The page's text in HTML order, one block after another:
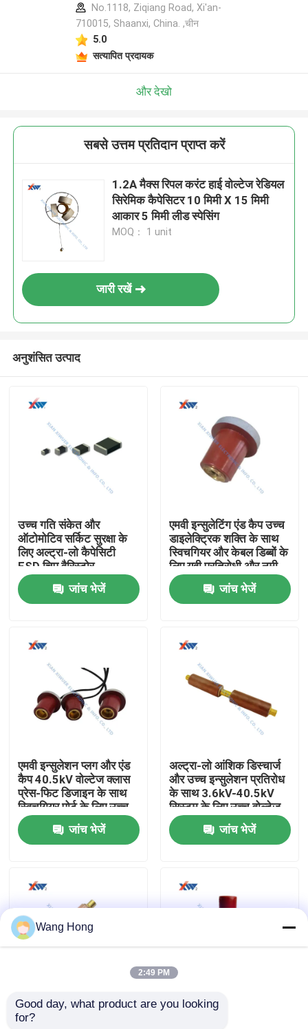
उत्पादों
वीआर दिखाएँ
हमारे बारे में
कारखाना भ्रमण
गुणवत्ता नियंत्रण
संपर्क करें
एक उद्धरण की विनती करे
उच्च वोल्टेज सिरेमिक संधारित्र
हाई वोल्टेज डोरकनॉब कैपेसिटर
No.1118, Ziqiang Road, Xi'an-
710015, Shaanxi, China. ,चीन
5.0
सत्यापित प्रदायक
और देखो
सबसे उत्तम प्रतिदान प्राप्त करें
1.2A मैक्स रिपल करंट हाई वोल्टेज रेडियल
सिरेमिक कैपेसिटर 10 मिमी X 15 मिमी
आकार 5 मिमी लीड स्पेसिंग
MOQ： 1 unit
जारी रखें
अनुशंसित उत्पाद
उच्च गति संकेत और
ऑटोमोटिव सर्किट सुरक्षा के
लिए अल्ट्रा-लो कैपेसिटी
ESD चिप वैरिस्टोर
जांच भेजें
एमवी इन्सुलेटिंग एंड कैप उच्च
डाइलेक्ट्रिक शक्ति के साथ
स्विचगियर और केबल डिब्बों के
लिए यूवी प्रतिरोधी और नमी
प्रतिरोधी
जांच भेजें
एमवी इन्सुलेशन प्लग और एंड
कैप 40.5kV वोल्टेज क्लास
प्रेस-फिट डिजाइन के साथ
स्विचगियर पोर्ट के लिए उच्च
ग्रेड इन्सुलेटिंग पॉलिमर से
बना
जांच भेजें
अल्ट्रा-लो आंशिक डिस्चार्ज
और उच्च इन्सुलेशन प्रतिरोध
के साथ 3.6kV-40.5kV
सिस्टम के लिए उच्च वोल्टेज
सिरेमिक कैपेसिटर रॉड
(VDIS सिरेमिक)जांच भेजें
कम आंशिक डिस्चार्ज के साथ
3.6kV40.5kV वीपीआईएस
12KV 3000PF आउटडोर
Wang Hong
2:49 PM
Good day, what product are you looking
for?